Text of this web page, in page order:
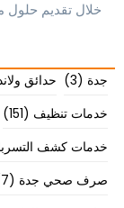
خلال تقديم حلول
جدة (3) حدائق
خدمات تنظيف (151)
خدمات كشف
صرف صحي جدة (7)